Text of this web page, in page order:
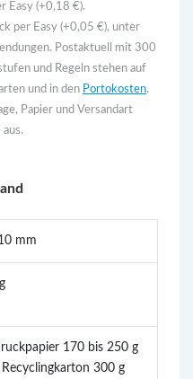
Easy (+0,18 €).
per Easy (+0,05 €), unter
Postaktuell mit 300
und Regeln stehen auf
und in den Portokosten.
Papier und Versandart
mm
170 bis 250 g
300 g